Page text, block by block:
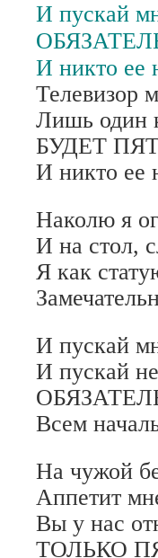
И пускай
И никто ее
Телевизор
Лишь один
БУДЕТ
И никто ее
Наколю я
И на стол,
Я как
И пускай
И пускай
Всем
На чужой
Аппетит
Вы у нас
ТОЛЬКО